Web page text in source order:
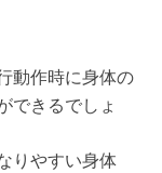
動作時に身体の
できるでしょ
りやすい身体